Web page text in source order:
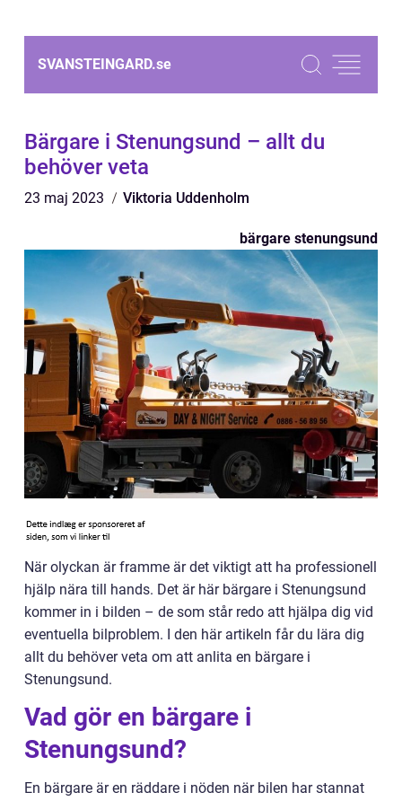
SVANSTEINGARD.se
Bärgare i Stenungsund – allt du
behöver veta
23 maj 2023 Viktoria Uddenholm
bärgare stenungsund
När olyckan är framme är det viktigt att ha professionell
hjälp nära till hands. Det är här bärgare i Stenungsund
kommer in i bilden – de som står redo att hjälpa dig vid
eventuella bilproblem. I den här artikeln får du lära dig
allt du behöver veta om att anlita en bärgare i
Stenungsund.
Vad gör en bärgare i
Stenungsund?
En bärgare är en räddare i nöden när bilen har stannat